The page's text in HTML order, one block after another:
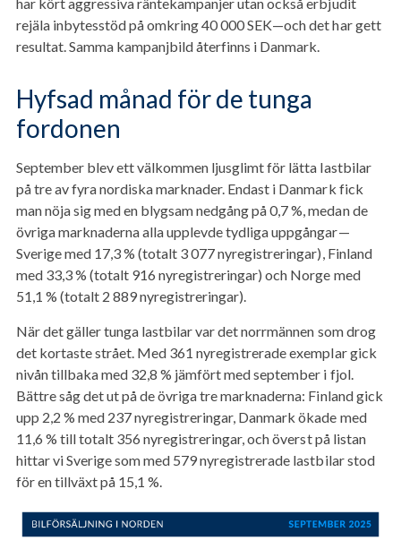
rejäla inbytesstöd på omkring 40 000 SEK—och det har gett
resultat. Samma kampanjbild återfinns i Danmark.
Hyfsad månad för de tunga
fordonen
September blev ett välkommen ljusglimt för lätta lastbilar
på tre av fyra nordiska marknader. Endast i Danmark fick
man nöja sig med en blygsam nedgång på 0,7 %, medan de
övriga marknaderna alla upplevde tydliga uppgångar—
Sverige med 17,3 % (totalt 3 077 nyregistreringar), Finland
med 33,3 % (totalt 916 nyregistreringar) och Norge med
51,1 % (totalt 2 889 nyregistreringar).
När det gäller tunga lastbilar var det norrmännen som drog
det kortaste strået. Med 361 nyregistrerade exemplar gick
nivån tillbaka med 32,8 % jämfört med september i fjol.
Bättre såg det ut på de övriga tre marknaderna: Finland gick
upp 2,2 % med 237 nyregistreringar, Danmark ökade med
11,6 % till totalt 356 nyregistreringar, och överst på listan
hittar vi Sverige som med 579 nyregistrerade lastbilar stod
för en tillväxt på 15,1 %.